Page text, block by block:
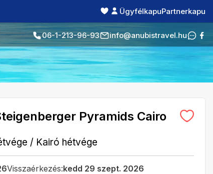
ÜgyfélkapuPartnerkapu
06-1-213-96-93 info@anubistravel.hu
Pyramids Cairo
/ Kairó hétvége
Visszaérkezés:kedd 29 szept. 2026